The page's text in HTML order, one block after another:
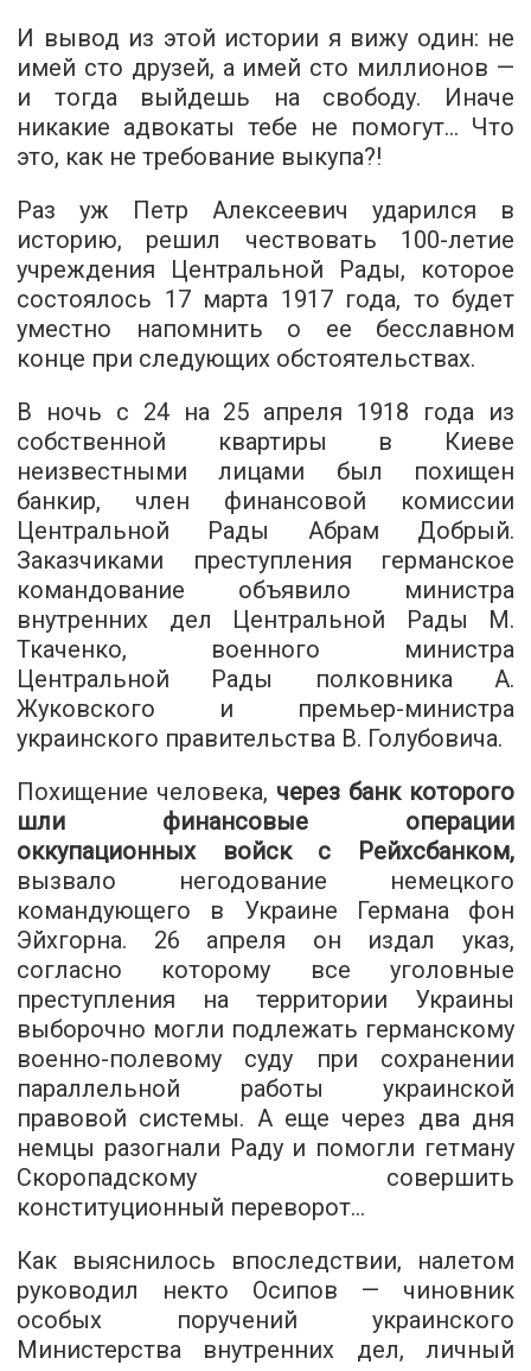
И вывод из этой истории я вижу один: не
имей сто друзей, а имей сто миллионов —
и тогда выйдешь на свободу. Иначе
никакие адвокаты тебе не помогут… Что
это, как не требование выкупа?!
Раз уж Петр Алексеевич ударился в
историю, решил чествовать 100-летие
учреждения Центральной Рады, которое
состоялось 17 марта 1917 года, то будет
уместно напомнить о ее бесславном
конце при следующих обстоятельствах.
В ночь с 24 на 25 апреля 1918 года из
собственной квартиры в Киеве
неизвестными лицами был похищен
банкир, член финансовой комиссии
Центральной Рады Абрам Добрый.
Заказчиками преступления германское
командование объявило министра
внутренних дел Центральной Рады М.
Ткаченко, военного министра
Центральной Рады полковника А.
Жуковского и премьер-министра
украинского правительства В. Голубовича.
Похищение человека, через банк которого
шли финансовые операции
оккупационных войск с Рейхсбанком,
вызвало негодование немецкого
командующего в Украине Германа фон
Эйхгорна. 26 апреля он издал указ,
согласно которому все уголовные
преступления на территории Украины
выборочно могли подлежать германскому
военно-полевому суду при сохранении
параллельной работы украинской
правовой системы. А еще через два дня
немцы разогнали Раду и помогли гетману
Скоропадскому совершить
конституционный переворот…
Как выяснилось впоследствии, налетом
руководил некто Осипов — чиновник
особых поручений украинского
Министерства внутренних дел, личный